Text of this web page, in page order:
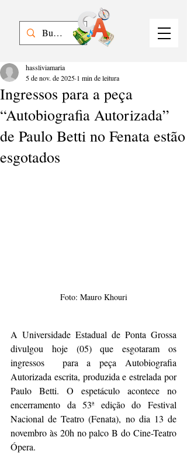
Ingressos para a peça
“Autobiografia Autorizada”
de Paulo Betti no Fenata estão
esgotados
hassliviamaria
5 de nov. de 2025 1 min de leitura
Foto: Mauro Khouri
A Universidade Estadual de Ponta Grossa
divulgou hoje (05) que esgotaram os
ingressos  para a peça Autobiografia
Autorizada escrita, produzida e estrelada por
Paulo Betti. O espetáculo acontece no
encerramento da 53ª edição do Festival
Nacional de Teatro (Fenata), no dia 13 de
novembro às 20h no palco B do Cine-Teatro
Ópera.